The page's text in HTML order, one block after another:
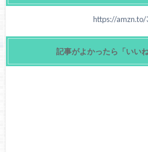
https://amzn.to/
記事がよかったら「いい